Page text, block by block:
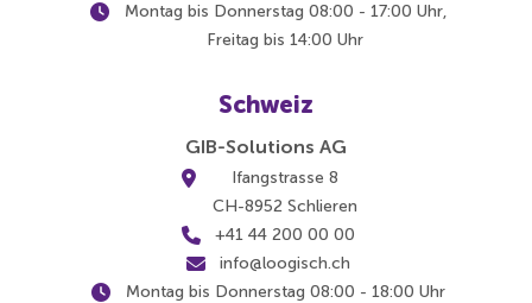
Montag bis Donnerstag 08:00 - 17:00 Uhr,
Freitag bis 14:00 Uhr
Schweiz
GIB-Solutions AG
Ifangstrasse 8
CH-8952 Schlieren
+41 44 200 00 00
info@loogisch.ch
Montag bis Donnerstag 08:00 - 18:00 Uhr